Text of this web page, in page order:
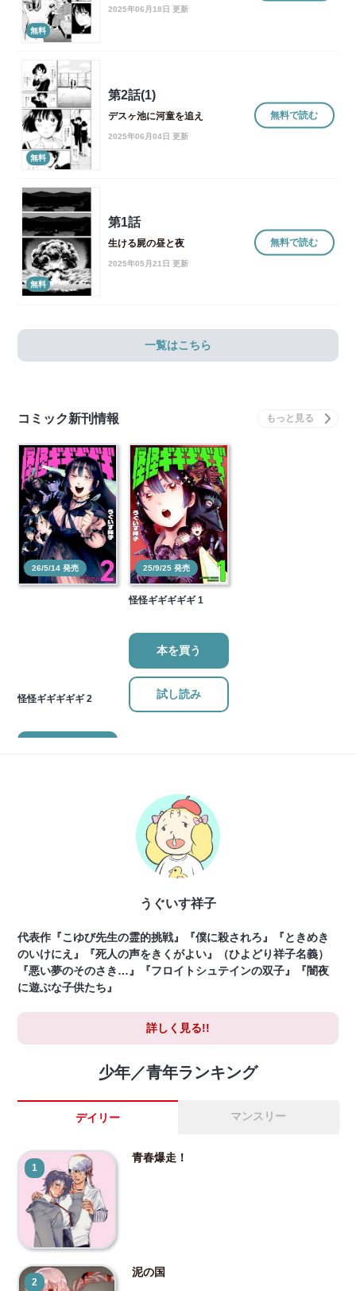
無料
2025年06月18日 更新
無料
第2話(1)
デスヶ池に河童を追え
2025年06月04日 更新
無料で読む
無料
第1話
生ける屍の昼と夜
2025年05月21日 更新
無料で読む
一覧はこちら
コミック新刊情報
26/5/14 発売
怪怪ギギギギギ 2
25/9/25 発売
怪怪ギギギギギ 1
本を買う
試し読み
うぐいす祥子
代表作『こゆび先生の霊的挑戦』『僕に殺されろ』『ときめき
のいけにえ』『死人の声をきくがよい』（ひよどり祥子名義）
『悪い夢のそのさき…』『フロイトシュテインの双子』『闇夜
に遊ぶな子供たち』
詳しく見る!!
少年／青年ランキング
デイリー マンスリー
1
青春爆走！
2
泥の国